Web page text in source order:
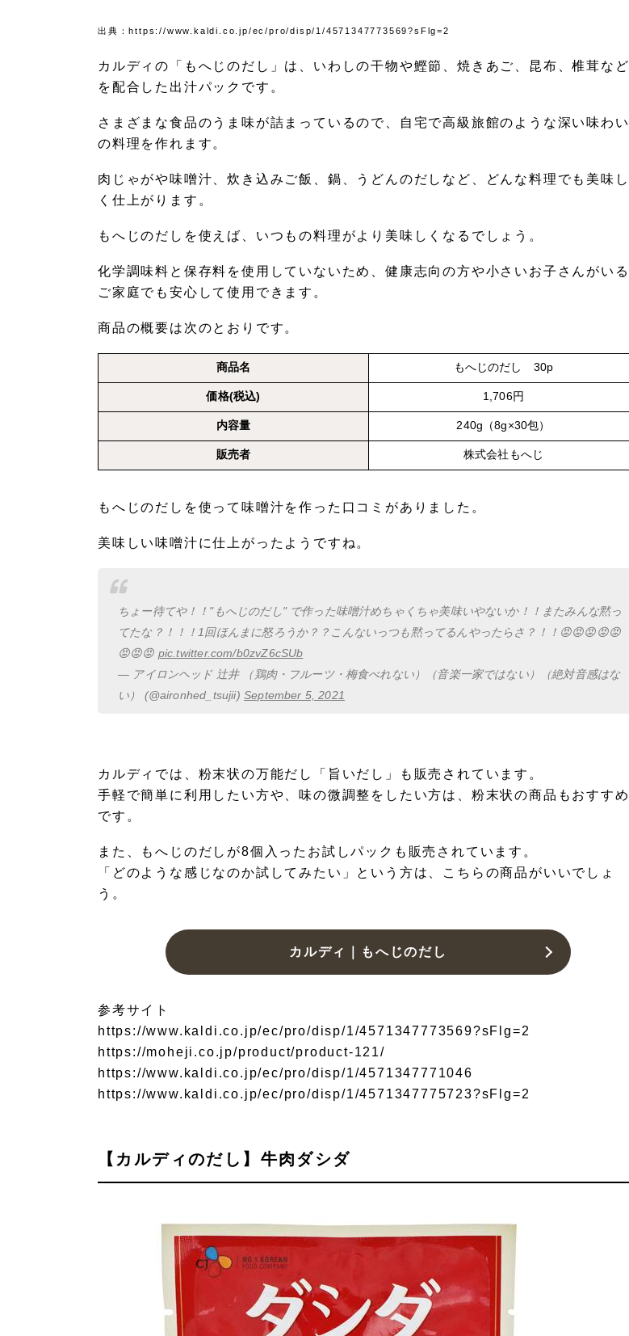
出典：https://www.kaldi.co.jp/ec/pro/disp/1/4571347773569?sFlg=2
カルディの「もへじのだし」は、いわしの干物や鰹節、焼きあご、昆布、椎茸など
を配合した出汁パックです。
さまざまな食品のうま味が詰まっているので、自宅で高級旅館のような深い味わい
の料理を作れます。
肉じゃがや味噌汁、炊き込みご飯、鍋、うどんのだしなど、どんな料理でも美味し
く仕上がります。
もへじのだしを使えば、いつもの料理がより美味しくなるでしょう。
化学調味料と保存料を使用していないため、健康志向の方や小さいお子さんがいる
ご家庭でも安心して使用できます。
商品の概要は次のとおりです。
商品名 もへじのだし 30p
価格(税込) 1,706円
内容量 240g（8g×30包）
販売者 株式会社もへじ
もへじのだしを使って味噌汁を作った口コミがありました。
美味しい味噌汁に仕上がったようですね。
ちょー待てや！！"もへじのだし" で作った味噌汁めちゃくちゃ美味いやないか！！またみんな黙っ
てたな？！！！1回ほんまに怒ろうか？？こんないっつも黙ってるんやったらさ？！！😡😡😡😡😡
😡😡😡 pic.twitter.com/b0zvZ6cSUb
— アイロンヘッド 辻井 （鶏肉・フルーツ・梅食べれない）（音楽一家ではない）（絶対音感はな
い） (@aironhed_tsujii) September 5, 2021
カルディでは、粉末状の万能だし「旨いだし」も販売されています。
手軽で簡単に利用したい方や、味の微調整をしたい方は、粉末状の商品もおすすめ
です。
また、もへじのだしが8個入ったお試しパックも販売されています。
「どのような感じなのか試してみたい」という方は、こちらの商品がいいでしょ
う。
カルディ｜もへじのだし
参考サイト
https://www.kaldi.co.jp/ec/pro/disp/1/4571347773569?sFlg=2
https://moheji.co.jp/product/product-121/
https://www.kaldi.co.jp/ec/pro/disp/1/4571347771046
https://www.kaldi.co.jp/ec/pro/disp/1/4571347775723?sFlg=2
【カルディのだし】牛肉ダシダ